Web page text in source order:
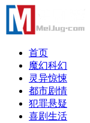
首页
魔幻科幻
灵异惊悚
都市剧情
犯罪悬疑
喜剧生活